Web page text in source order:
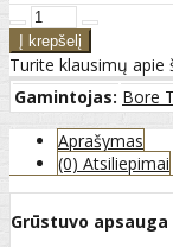
Turite klausimų apie
Gamintojas: Bore
Aprašymas
(0) Atsiliepimai
Grūstuvo apsauga